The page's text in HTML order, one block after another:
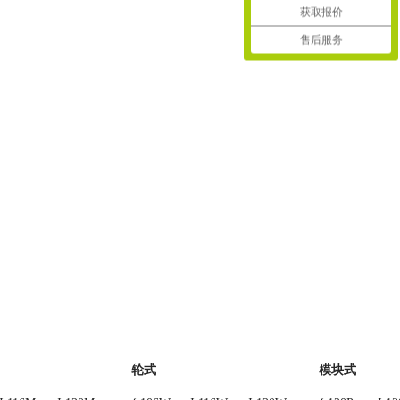
轮式 模块式
获取报价
售后服务